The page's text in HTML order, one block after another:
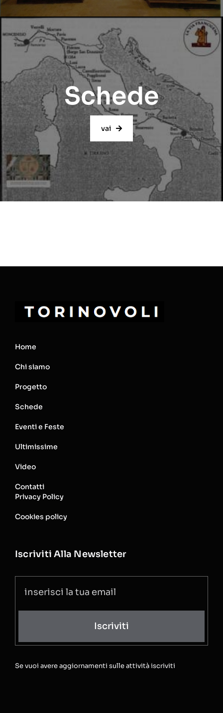
Schede
vai
Home
Chi siamo
Progetto
Schede
Eventi e Feste
Ultimissime
Video
Contatti
Privacy Policy
Cookies policy
Iscriviti Alla Newsletter
Iscriviti
Se vuoi avere aggiornamenti sulle attività iscriviti